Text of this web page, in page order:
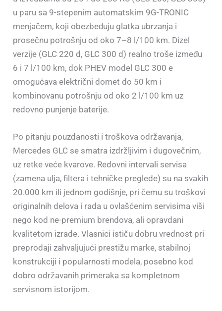
u paru sa 9-stepenim automatskim 9G-TRONIC
menjačem, koji obezbeđuju glatka ubrzanja i
prosečnu potrošnju od oko 7–8 l/100 km. Dizel
verzije (GLC 220 d, GLC 300 d) realno troše između
6 i 7 l/100 km, dok PHEV model GLC 300 e
omogućava električni domet do 50 km i
kombinovanu potrošnju od oko 2 l/100 km uz
redovno punjenje baterije.
Po pitanju pouzdanosti i troškova održavanja,
Mercedes GLC se smatra izdržljivim i dugovečnim,
uz retke veće kvarove. Redovni intervali servisa
(zamena ulja, filtera i tehničke preglede) su na svakih
20.000 km ili jednom godišnje, pri čemu su troškovi
originalnih delova i rada u ovlašćenim servisima viši
nego kod ne-premium brendova, ali opravdani
kvalitetom izrade. Vlasnici ističu dobru vrednost pri
preprodaji zahvaljujući prestižu marke, stabilnoj
konstrukciji i popularnosti modela, posebno kod
dobro održavanih primeraka sa kompletnom
servisnom istorijom.